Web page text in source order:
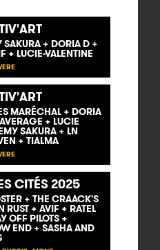
SAKURA + DORIA D +
+ LUCIE-VALENTINE
MARÉCHAL + DORIA
+ LUCIE
SAKURA + LN
+ TIALMA
CITÉS 2025
+ THE CRAACK'S
RUST + AVIF + RATEL
OFF PILOTS +
END + SASHA AND